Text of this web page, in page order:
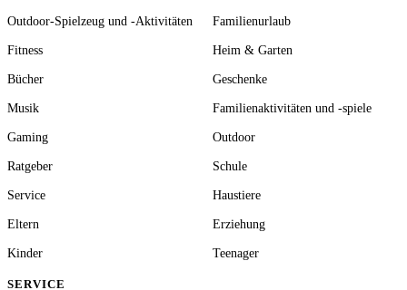
Outdoor-Spielzeug und -Aktivitäten Familienurlaub
Fitness Heim & Garten
Bücher Geschenke
Musik Familienaktivitäten und -spiele
Gaming Outdoor
Ratgeber Schule
Service Haustiere
Eltern Erziehung
Kinder Teenager
SERVICE